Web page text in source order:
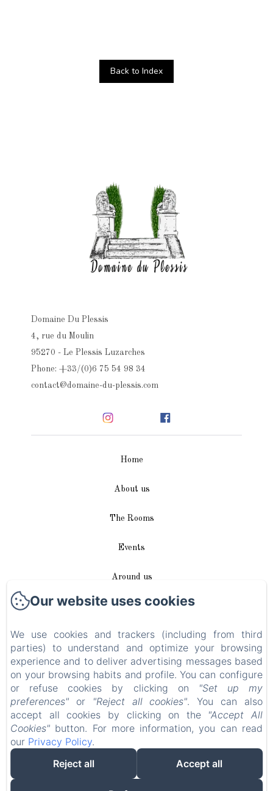
Back to Index
Domaine Du Plessis
4, rue du Moulin
95270 - Le Plessis Luzarches
Phone: +33/(0)6 75 54 98 34
contact@domaine-du-plessis.com
Home
About us
The Rooms
Events
Around us
Access / Contact
Plan du site
Blog
Legal notice
EN FR DE
Powered using Amenitiz
Our website uses cookies
We use cookies and trackers (including from third
parties) to understand and optimize your browsing
experience and to deliver advertising messages based
on your browsing habits and profile. You can configure
or refuse cookies by clicking on
"Set up my
preferences" or "Reject all cookies". You can also
accept all cookies by clicking on the "Accept All
Cookies" button. For more information, you can read
our Privacy Policy.
Reject all
Accept all